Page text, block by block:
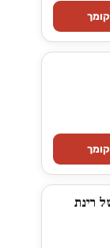
רינת